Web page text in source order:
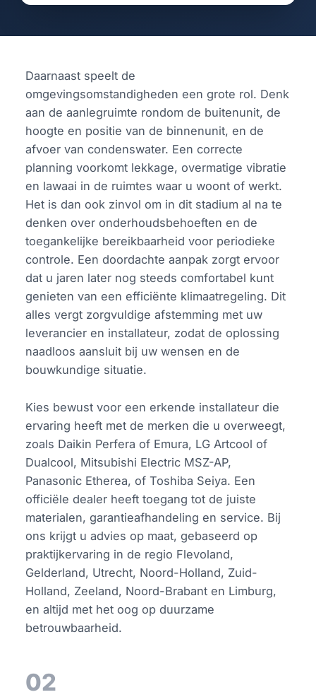
Daarnaast speelt de
omgevingsomstandigheden een grote rol. Denk
aan de aanlegruimte rondom de buitenunit, de
hoogte en positie van de binnenunit, en de
afvoer van condenswater. Een correcte
planning voorkomt lekkage, overmatige vibratie
en lawaai in de ruimtes waar u woont of werkt.
Het is dan ook zinvol om in dit stadium al na te
denken over onderhoudsbehoeften en de
toegankelijke bereikbaarheid voor periodieke
controle. Een doordachte aanpak zorgt ervoor
dat u jaren later nog steeds comfortabel kunt
genieten van een efficiënte klimaatregeling. Dit
alles vergt zorgvuldige afstemming met uw
leverancier en installateur, zodat de oplossing
naadloos aansluit bij uw wensen en de
bouwkundige situatie.
Kies bewust voor een erkende installateur die
ervaring heeft met de merken die u overweegt,
zoals Daikin Perfera of Emura, LG Artcool of
Dualcool, Mitsubishi Electric MSZ-AP,
Panasonic Etherea, of Toshiba Seiya. Een
officiële dealer heeft toegang tot de juiste
materialen, garantieafhandeling en service. Bij
ons krijgt u advies op maat, gebaseerd op
praktijkervaring in de regio Flevoland,
Gelderland, Utrecht, Noord-Holland, Zuid-
Holland, Zeeland, Noord-Brabant en Limburg,
en altijd met het oog op duurzame
betrouwbaarheid.
02